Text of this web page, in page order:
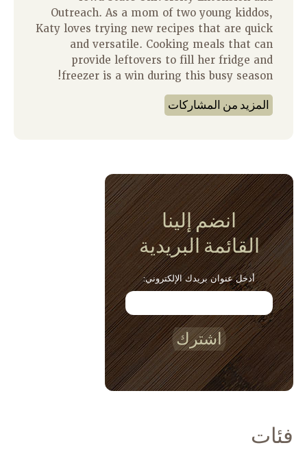
Outreach. As a mom of two young kiddos,
Katy loves trying new recipes that are quick
and versatile. Cooking meals that can
provide leftovers to fill her fridge and
freezer is a win during this busy season!
المزيد من المشاركات
انضم إلينا
القائمة البريدية
أدخل عنوان بريدك الإلكتروني:
اشترك
فئات